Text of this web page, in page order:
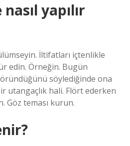
yapılır
İltifatları içtenlikle
edin. Örneğin. Bugün
söylediğinde ona
utangaçlık hali. Flört ederken
Göz teması kurun.